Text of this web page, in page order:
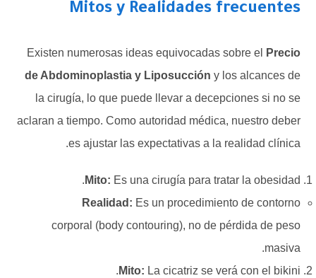
Mitos y Realidades frecuentes
Existen numerosas ideas equivocadas sobre el
Precio
de Abdominoplastia y Liposucción y los alcances de
la cirugía, lo que puede llevar a decepciones si no se
aclaran a tiempo. Como autoridad médica, nuestro deber
es ajustar las expectativas a la realidad clínica.
Mito: Es una cirugía para tratar la obesidad.
Realidad: Es un procedimiento de contorno
corporal (body contouring), no de pérdida de peso
masiva.
Mito: La cicatriz se verá con el bikini.